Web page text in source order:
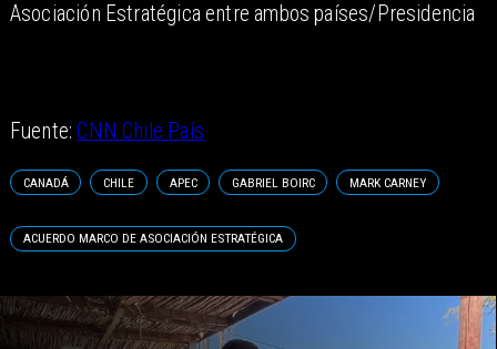
Asociación Estratégica entre ambos países/Presidencia
Fuente:CNN Chile País
CANADÁ CHILE APEC GABRIEL BOIRC MARK CARNEY
ACUERDO MARCO DE ASOCIACIÓN ESTRATÉGICA